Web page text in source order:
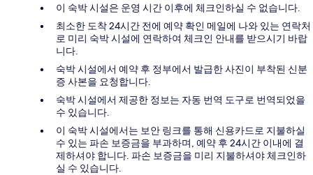
이 숙박 시설은 운영 시간 이후에 체크인하실 수 없습니다.
최소한 도착 24시간 전에 예약 확인 메일에 나와 있는 연락처
로 미리 숙박 시설에 연락하여 체크인 안내를 받으시기 바랍
니다.
숙박 시설에서 예약 후 정부에서 발급한 사진이 부착된 신분
증 사본을 요청합니다.
숙박 시설에서 제공한 정보는 자동 번역 도구로 번역되었을
수 있습니다.
이 숙박 시설에서는 보안 링크를 통해 신용카드로 지불하실
수 있는 파손 보증금을 부과하며, 예약 후 24시간 이내에 결
제하셔야 합니다. 파손 보증금을 미리 지불하셔야 체크인하
실 수 있습니다.